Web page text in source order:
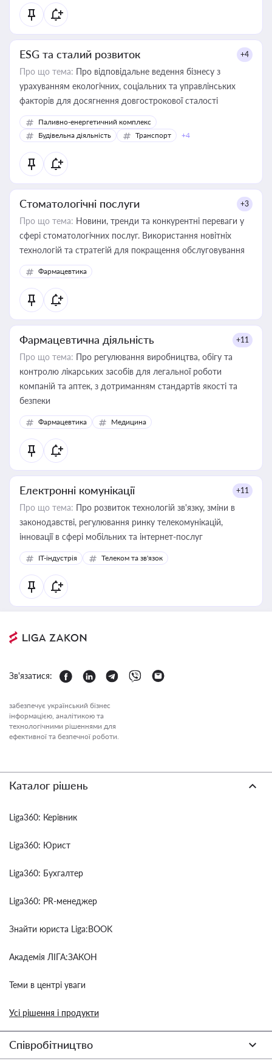
ESG та сталий розвиток +4
Про що тема: Про відповідальне ведення бізнесу з
урахуванням екологічних, соціальних та управлінських
факторів для досягнення довгострокової сталості
Паливно-енергетичний комплекс
Будівельна діяльність
Транспорт +4
Стоматологічні послуги +3
Про що тема: Новини, тренди та конкурентні переваги у
сфері стоматологічних послуг. Використання новітніх
технологій та стратегій для покращення обслуговування
Фармацевтика
Фармацевтична діяльність +11
Про що тема: Про регулювання виробництва, обігу та
контролю лікарських засобів для легальної роботи
компаній та аптек, з дотриманням стандартів якості та
безпеки
Фармацевтика Медицина
Електронні комунікації +11
Про що тема: Про розвиток технологій зв'язку, зміни в
законодавстві, регулювання ринку телекомунікацій,
інновації в сфері мобільних та інтернет-послуг
IT-індустрія Телеком та зв'язок
Зв'язатися:
забезпечує український бізнес
інформацією, аналітикою та
технологічними рішеннями для
ефективної та безпечної роботи.
Каталог рішень
Liga360: Керівник
Liga360: Юрист
Liga360: Бухгалтер
Liga360: PR-менеджер
Знайти юриста Liga:BOOK
Академія ЛІГА:ЗАКОН
Теми в центрі уваги
Усі рішення і продукти
Співробітництво